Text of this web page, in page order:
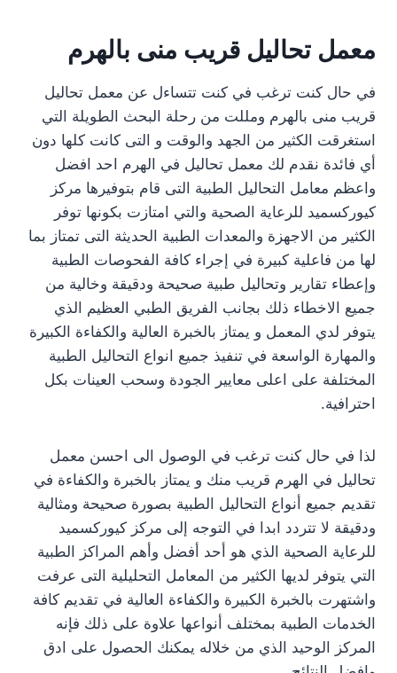
معمل تحاليل قريب منى بالهرم
في حال كنت ترغب في كنت تتساءل عن معمل تحاليل
قريب منى بالهرم ومللت من رحلة البحث الطويلة التي
استغرقت الكثير من الجهد والوقت و التى كانت كلها دون
أي فائدة نقدم لك معمل تحاليل في الهرم احد افضل
واعظم معامل التحاليل الطبية التى قام بتوفيرها مركز
كيوركسميد للرعاية الصحية والتي امتازت بكونها توفر
الكثير من الاجهزة والمعدات الطبية الحديثة التى تمتاز بما
لها من فاعلية كبيرة في إجراء كافة الفحوصات الطبية
وإعطاء تقارير وتحاليل طبية صحيحة ودقيقة وخالية من
جميع الاخطاء ذلك بجانب الفريق الطبي العظيم الذي
يتوفر لدي المعمل و يمتاز بالخبرة العالية والكفاءة الكبيرة
والمهارة الواسعة في تنفيذ جميع انواع التحاليل الطبية
المختلفة على اعلى معايير الجودة وسحب العينات بكل
احترافية.
لذا في حال كنت ترغب في الوصول الى احسن معمل
تحاليل في الهرم قريب منك و يمتاز بالخبرة والكفاءة في
تقديم جميع أنواع التحاليل الطبية بصورة صحيحة ومثالية
ودقيقة لا تتردد ابدا في التوجه إلى مركز كيوركسميد
للرعاية الصحية الذي هو أحد أفضل وأهم المراكز الطبية
التي يتوفر لديها الكثير من المعامل التحليلية التى عرفت
واشتهرت بالخبرة الكبيرة والكفاءة العالية في تقديم كافة
الخدمات الطبية بمختلف أنواعها علاوة على ذلك فإنه
المركز الوحيد الذي من خلاله يمكنك الحصول على ادق